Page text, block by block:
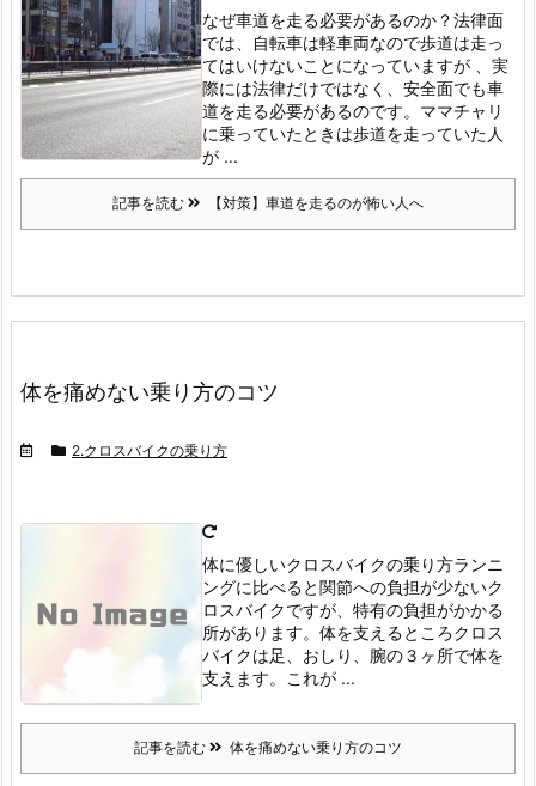
なぜ車道を走る必要があるのか？法律面
では、自転車は軽車両なので歩道は走っ
てはいけないことになっていますが 、実
際には法律だけではなく、安全面でも車
道を走る必要があるのです。 ママチャリ
に乗っていたときは歩道を走っていた人
が ...
記事を読む 【対策】車道を走るのが怖い人へ
体を痛めない乗り方のコツ
2.クロスバイクの乗り方
体に優しいクロスバイクの乗り方ランニ
ングに比べると関節への負担が少ないク
ロスバイクですが、特有の負担がかかる
所があります。 体を支えるところクロス
バイクは足、おしり、腕の３ヶ所で体を
支えます。
これが ...
記事を読む 体を痛めない乗り方のコツ